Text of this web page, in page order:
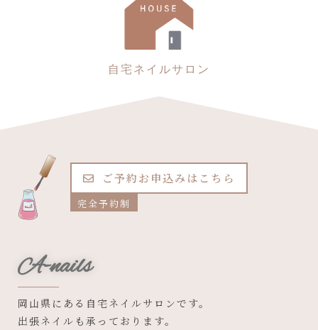
自宅ネイルサロン
ご予約お申込みはこちら
完全予約制
A-nails
岡山県にある自宅ネイルサロンです。
出張ネイルも承っております。